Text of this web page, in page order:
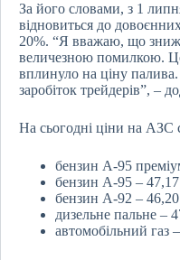
За його словами, з 1
відновиться до
20%. “Я вважаю, що
величезною помилкою.
вплинуло на ціну
заробіток трейдерів”, –
На сьогодні ціни на АЗС
бензин А-95
бензин А-95 –
бензин А-92 –
дизельне пальне –
автомобільний газ